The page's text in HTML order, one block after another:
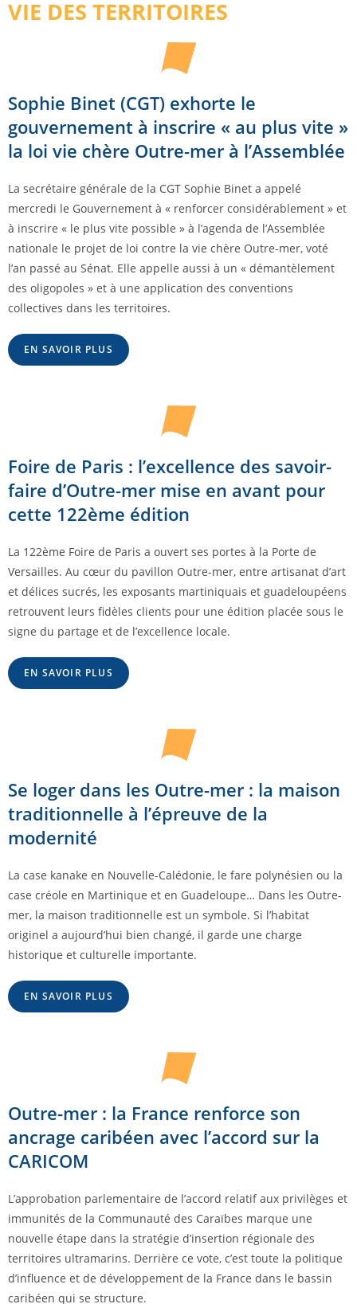
VIE DES TERRITOIRES
Sophie Binet (CGT) exhorte le
gouvernement à inscrire « au plus vite »
la loi vie chère Outre-mer à l’Assemblée
La secrétaire générale de la CGT Sophie Binet a appelé
mercredi le Gouvernement à « renforcer considérablement » et
à inscrire « le plus vite possible » à l’agenda de l’Assemblée
nationale le projet de loi contre la vie chère Outre-mer, voté
l’an passé au Sénat. Elle appelle aussi à un « démantèlement
des oligopoles » et à une application des conventions
collectives dans les territoires.
EN SAVOIR PLUS
Foire de Paris : l’excellence des savoir-
faire d’Outre-mer mise en avant pour
cette 122ème édition
La 122ème Foire de Paris a ouvert ses portes à la Porte de
Versailles. Au cœur du pavillon Outre-mer, entre artisanat d’art
et délices sucrés, les exposants martiniquais et guadeloupéens
retrouvent leurs fidèles clients pour une édition placée sous le
signe du partage et de l’excellence locale.
EN SAVOIR PLUS
Se loger dans les Outre-mer : la maison
traditionnelle à l’épreuve de la
modernité
La case kanake en Nouvelle-Calédonie, le fare polynésien ou la
case créole en Martinique et en Guadeloupe… Dans les Outre-
mer, la maison traditionnelle est un symbole. Si l’habitat
originel a aujourd’hui bien changé, il garde une charge
historique et culturelle importante.
EN SAVOIR PLUS
Outre-mer : la France renforce son
ancrage caribéen avec l’accord sur la
CARICOM
L’approbation parlementaire de l’accord relatif aux privilèges et
immunités de la Communauté des Caraïbes marque une
nouvelle étape dans la stratégie d’insertion régionale des
territoires ultramarins. Derrière ce vote, c’est toute la politique
d’influence et de développement de la France dans le bassin
caribéen qui se structure.